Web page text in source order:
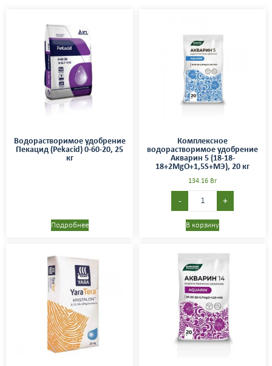
Водорастворимое удобрение
Пекацид (Pekacid) 0-60-20, 25
кг
Подробнее
Комплексное
водорастворимое удобрение
Акварин 5 (18-18-
18+2MgO+1,5S+МЭ), 20 кг
134.16 Br
- +
В корзину